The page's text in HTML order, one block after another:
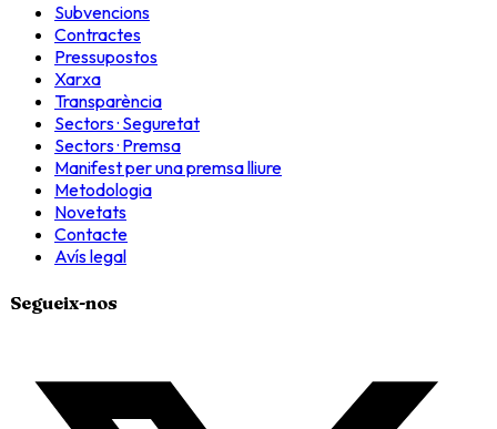
Subvencions
Contractes
Pressupostos
Xarxa
Transparència
Sectors · Seguretat
Sectors · Premsa
Manifest per una premsa lliure
Metodologia
Novetats
Contacte
Avís legal
Segueix-nos